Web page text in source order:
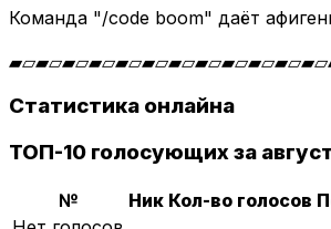
Команда "/code boom" даёт
Статистика онлайна
ТОП-10 голосующих за
№ Ник Кол-во голосов